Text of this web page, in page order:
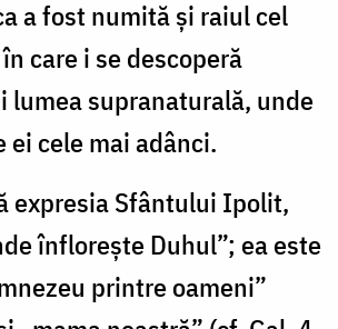
a fost numită şi raiul cel
care i se descoperă
lumea supranaturală, unde
ei cele mai adânci.
expresia Sfântului Ipolit,
înfloreşte Duhul”; ea este
printre oameni”